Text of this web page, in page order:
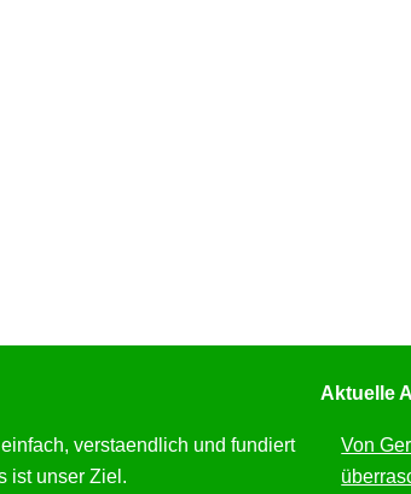
verstaendlich und fundiert
ist unser Ziel.
Aktuelle
Von